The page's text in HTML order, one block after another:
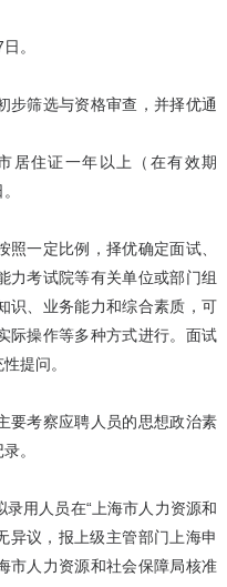
。
筛选与资格审查，并择优通
住证一年以上（在有效期
一定比例，择优确定面试、
力考试院等有关单位或部门组
识、业务能力和综合素质，可
际操作等多种方式进行。面试
提问。
考察应聘人员的思想政治素
。
用人员在“上海市人力资源和
异议，报上级主管部门上海申
市人力资源和社会保障局核准